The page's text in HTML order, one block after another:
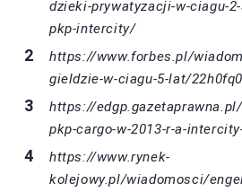
dzieki-prywatyzacji-w-ciagu-
pkp-intercity/
https://www.forbes.pl/
gieldzie-w-ciagu-5-lat/22h0fq0
https://
pkp-cargo-w-2013-r-a-
https://www.rynek-
kolejowy.pl/wiadomosci/